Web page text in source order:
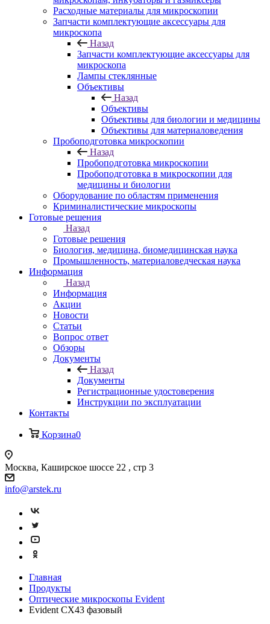
Расходные материалы для микроскопии
Запчасти комплектующие аксессуары для
микроскопа
Назад
Запчасти комплектующие аксессуары для
микроскопа
Лампы стеклянные
Объективы
Назад
Объективы
Объективы для биологии и медицины
Объективы для материаловедения
Пробоподготовка микроскопии
Назад
Пробоподготовка микроскопии
Пробоподготовка в микроскопии для
медицины и биологии
Оборудование по областям применения
Криминалистические микроскопы
Готовые решения
Назад
Готовые решения
Биология, медицина, биомедицинская наука
Промышленность, материаловедческая наука
Информация
Назад
Информация
Акции
Новости
Статьи
Вопрос ответ
Обзоры
Документы
Назад
Документы
Регистрационные удостоверения
Инструкции по эксплуатации
Контакты
Корзина0
Москва, Каширское шоссе 22 , стр 3
info@arstek.ru
Главная
Продукты
Оптические микроскопы Evident
Evident CX43 фазовый